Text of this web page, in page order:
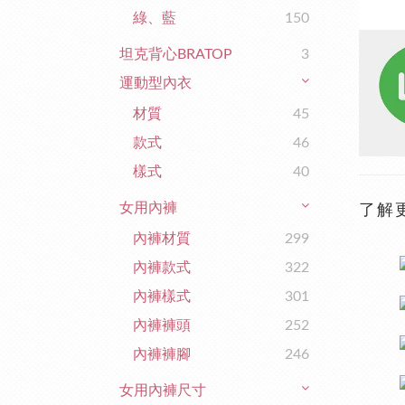
綠、藍 150
坦克背心BRATOP
3
運動型內衣
材質
45
款式
46
樣式
40
女用內褲
內褲材質
299
內褲款式
322
內褲樣式
301
內褲褲頭
252
內褲褲腳
246
女用內褲尺寸
了解